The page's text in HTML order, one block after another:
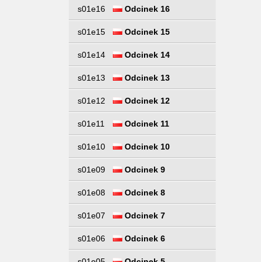
s01e16 Odcinek 16
s01e15 Odcinek 15
s01e14 Odcinek 14
s01e13 Odcinek 13
s01e12 Odcinek 12
s01e11 Odcinek 11
s01e10 Odcinek 10
s01e09 Odcinek 9
s01e08 Odcinek 8
s01e07 Odcinek 7
s01e06 Odcinek 6